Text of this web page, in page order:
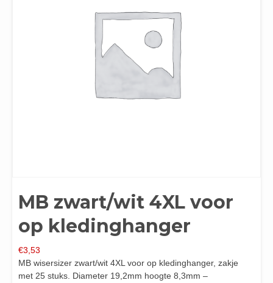
MB zwart/wit 4XL voor
op kledinghanger
€3,53
MB wisersizer zwart/wit 4XL voor op kledinghanger, zakje
met 25 stuks. Diameter 19,2mm hoogte 8,3mm –